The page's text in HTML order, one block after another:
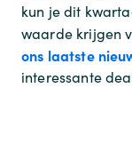
kun je dit
waarde krijgen
ons laatste
interessante